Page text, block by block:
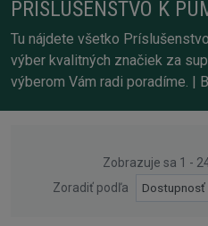
PRÍSLUŠENSTVO K
Tu nájdete všetko
výber kvalitných značiek za
výberom Vám radi poradíme. |
Zobrazuje sa 1 -
Zoradiť podľa
Dostupnosť